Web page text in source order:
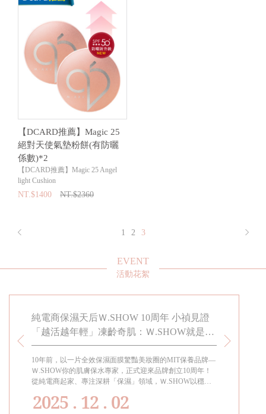
【DCARD推薦】Magic 25
絕對天使氣墊粉餅(有防曬
係數)*2
【DCARD推薦】Magic 25 Angel
light Cushion
NT.$1400 NT.$2360
1 2 3
EVENT
活動花絮
純電商保濕天后Ｗ.SHOW 10周年 小禎見證
「越活越年輕」凍齡奇肌：Ｗ.SHOW就是給
女兒的傳家寶
10年前，以一片全效保濕面膜驚豔美妝圈的MIT保養品牌—
Ｗ.SHOW你的肌膚保水專家，正式迎來品牌創立10周年！
從純電商起家、專注深耕「保濕」領域，Ｗ.SHOW以穩定
言人小禎見證品牌十年蛻變的美麗歷程，她自2015年代言至
2025 . 12 . 02